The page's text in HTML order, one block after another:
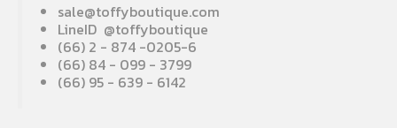
sale@toffyboutique.com
LineID @toffyboutique
(66) 2 - 874 -0205-6
(66) 84 - 099 - 3799
(66) 95 - 639 - 6142